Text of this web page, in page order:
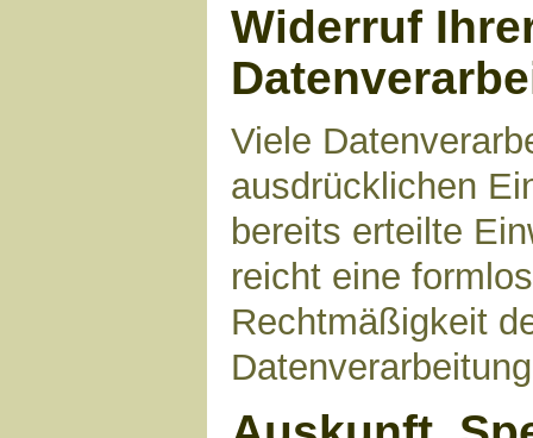
Widerruf
Viele
ausdrücklichen
bereits erteilte
reicht eine
Rechtmäßigkeit